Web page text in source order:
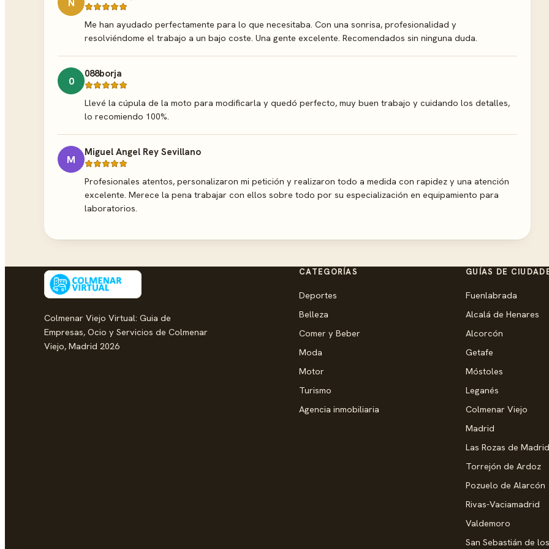
Me han ayudado perfectamente para lo que necesitaba. Con una sonrisa, profesionalidad y
resolviéndome el trabajo a un bajo coste. Una gente excelente. Recomendados sin ninguna duda.
0
088borja
Llevé la cúpula de la moto para modificarla y quedó perfecto, muy buen trabajo y cuidando los detalles,
lo recomiendo 100%.
M
Miguel Angel Rey Sevillano
Profesionales atentos, personalizaron mi petición y realizaron todo a medida con rapidez y una atención
excelente. Merece la pena trabajar con ellos sobre todo por su especialización en equipamiento para
laboratorios.
Colmenar Viejo Virtual: Guia de
Empresas, Ocio y Servicios de Colmenar
Viejo, Madrid 2026
CATEGORÍAS
Deportes
Belleza
Comer y Beber
Moda
Motor
Turismo
Agencia inmobiliaria
GUÍAS DE
Fuenlabrada
Alcalá de Henares
Alcorcón
Getafe
Móstoles
Leganés
Colmenar Viejo
Madrid
Las Rozas de Madrid
Torrejón de Ardoz
Pozuelo de Alarcón
Rivas-Vaciamadrid
Valdemoro
San Sebastián de